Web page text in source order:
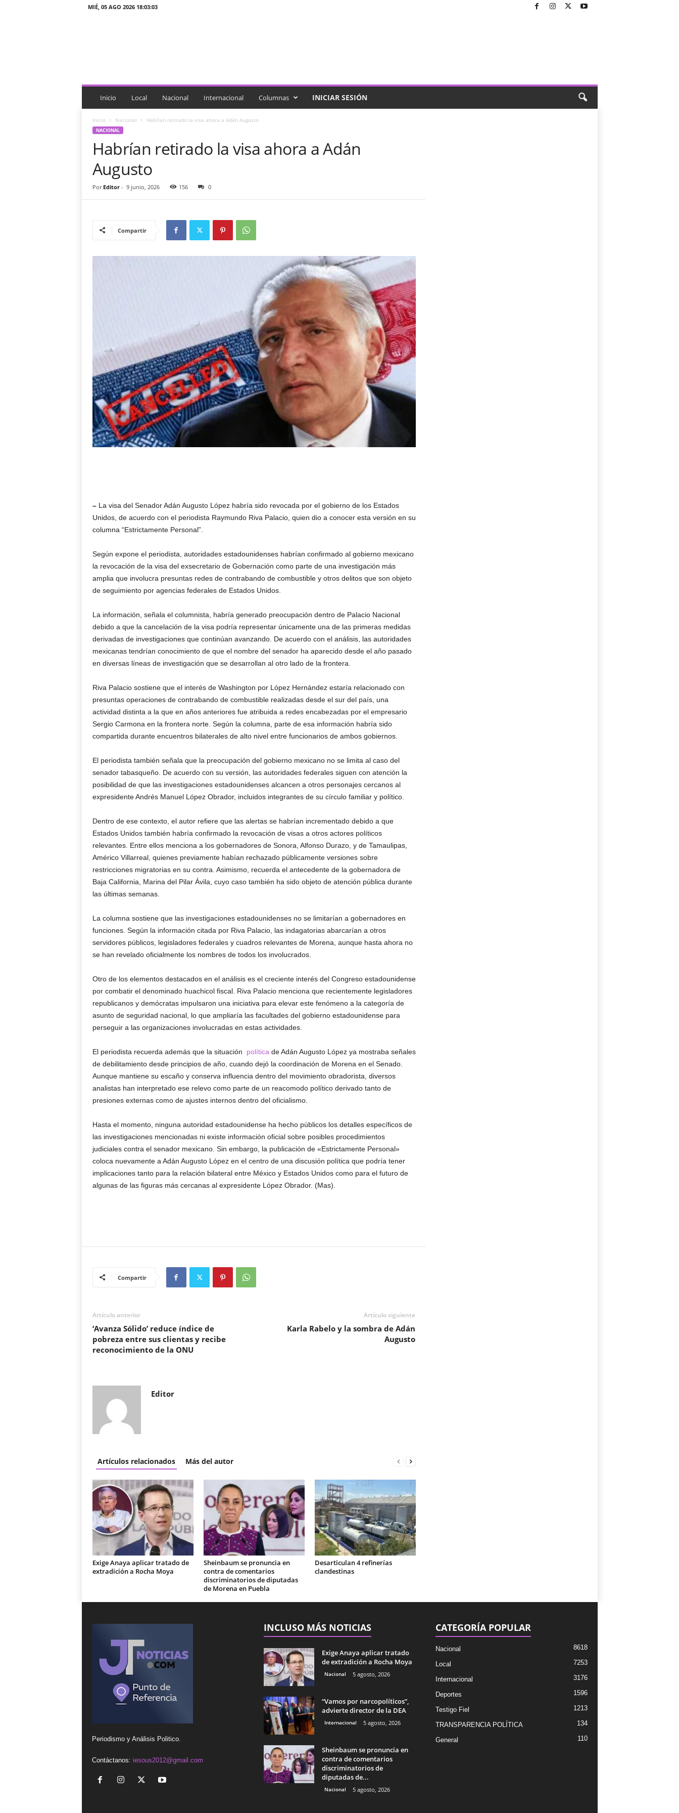
MIÉ, 05 AGO 2026 18:03:03
c
a
Inicio Local Nacional Internacional Columnas INICIAR SESIÓN
Inicio Nacional Habrían retirado la visa ahora a Adán Augusto
NACIONAL
Habrían retirado la visa ahora a Adán
Augusto
Por Editor- 9 junio, 2026 156 0
Compartir
–La visa del Senador Adán Augusto López habría sido revocada por el gobierno de los Estados
Unidos, de acuerdo con el periodista Raymundo Riva Palacio, quien dio a conocer esta versión en su
columna “Estrictamente Personal”.
Según expone el periodista, autoridades estadounidenses habrían confirmado al gobierno mexicano
la revocación de la visa del exsecretario de Gobernación como parte de una investigación más
amplia que involucra presuntas redes de contrabando de combustible y otros delitos que son objeto
de seguimiento por agencias federales de Estados Unidos.
La información, señala el columnista, habría generado preocupación dentro de Palacio Nacional
debido a que la cancelación de la visa podría representar únicamente una de las primeras medidas
derivadas de investigaciones que continúan avanzando. De acuerdo con el análisis, las autoridades
mexicanas tendrían conocimiento de que el nombre del senador ha aparecido desde el año pasado
en diversas líneas de investigación que se desarrollan al otro lado de la frontera.
Riva Palacio sostiene que el interés de Washington por López Hernández estaría relacionado con
presuntas operaciones de contrabando de combustible realizadas desde el sur del país, una
actividad distinta a la que en años anteriores fue atribuida a redes encabezadas por el empresario
Sergio Carmona en la frontera norte. Según la columna, parte de esa información habría sido
compartida durante encuentros bilaterales de alto nivel entre funcionarios de ambos gobiernos.
El periodista también señala que la preocupación del gobierno mexicano no se limita al caso del
senador tabasqueño. De acuerdo con su versión, las autoridades federales siguen con atención la
posibilidad de que las investigaciones estadounidenses alcancen a otros personajes cercanos al
expresidente Andrés Manuel López Obrador, incluidos integrantes de su círculo familiar y político.
Dentro de ese contexto, el autor refiere que las alertas se habrían incrementado debido a que
Estados Unidos también habría confirmado la revocación de visas a otros actores políticos
relevantes. Entre ellos menciona a los gobernadores de Sonora, Alfonso Durazo, y de Tamaulipas,
Américo Villarreal, quienes previamente habían rechazado públicamente versiones sobre
restricciones migratorias en su contra. Asimismo, recuerda el antecedente de la gobernadora de
Baja California, Marina del Pilar Ávila, cuyo caso también ha sido objeto de atención pública durante
las últimas semanas.
La columna sostiene que las investigaciones estadounidenses no se limitarían a gobernadores en
funciones. Según la información citada por Riva Palacio, las indagatorias abarcarían a otros
servidores públicos, legisladores federales y cuadros relevantes de Morena, aunque hasta ahora no
se han revelado oficialmente los nombres de todos los involucrados.
Otro de los elementos destacados en el análisis es el creciente interés del Congreso estadounidense
por combatir el denominado huachicol fiscal. Riva Palacio menciona que recientemente legisladores
republicanos y demócratas impulsaron una iniciativa para elevar este fenómeno a la categoría de
asunto de seguridad nacional, lo que ampliaría las facultades del gobierno estadounidense para
perseguir a las organizaciones involucradas en estas actividades.
El periodista recuerda además que la situación política de Adán Augusto López ya mostraba señales
de debilitamiento desde principios de año, cuando dejó la coordinación de Morena en el Senado.
Aunque mantiene su escaño y conserva influencia dentro del movimiento obradorista, diversos
analistas han interpretado ese relevo como parte de un reacomodo político derivado tanto de
presiones externas como de ajustes internos dentro del oficialismo.
Hasta el momento, ninguna autoridad estadounidense ha hecho públicos los detalles específicos de
las investigaciones mencionadas ni existe información oficial sobre posibles procedimientos
judiciales contra el senador mexicano. Sin embargo, la publicación de «Estrictamente Personal»
coloca nuevamente a Adán Augusto López en el centro de una discusión política que podría tener
implicaciones tanto para la relación bilateral entre México y Estados Unidos como para el futuro de
algunas de las figuras más cercanas al expresidente López Obrador. (Mas).
Compartir
Artículo anterior
‘Avanza Sólido’ reduce índice de
pobreza entre sus clientas y recibe
reconocimiento de la ONU
Artículo siguiente
Karla Rabelo y la sombra de Adán
Augusto
Editor
Artículos relacionados Más del autor
Exige Anaya aplicar tratado de
extradición a Rocha Moya
Sheinbaum se pronuncia en
contra de comentarios
discriminatorios de diputadas
de Morena en Puebla
Desarticulan 4 refinerías
clandestinas
Periodismo y Análisis Politico.
Contáctanos: iesous2012@gmail.com
INCLUSO MÁS NOTICIAS
Exige Anaya aplicar tratado
de extradición a Rocha Moya
Nacional 5 agosto, 2026
“Vamos por narcopolíticos”,
advierte director de la DEA
Internacional 5 agosto, 2026
Sheinbaum se pronuncia en
contra de comentarios
discriminatorios de
diputadas de...
Nacional 5 agosto, 2026
CATEGORÍA POPULAR
Nacional 8618
Local 7253
Internacional 3176
Deportes 1596
Testigo Fiel 1213
TRANSPARENCIA POLÍTICA 134
General 110